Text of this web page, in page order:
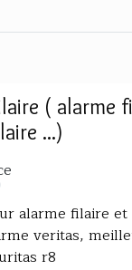
( alarme
...)
alarme filaire
veritas,
r8